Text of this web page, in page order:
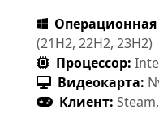
Операционная
(21H2, 22H2, 23H2)
Процессор:
Видеокарта:
Клиент: